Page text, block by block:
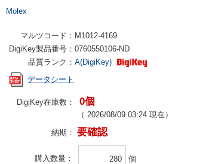
Molex
マルツコード： M1012-4169
DigiKey製品番号： 0760550106-ND
品質ランク： A(DigiKey)
データシート
DigiKey在庫数： 0個
（ 2026/08/09 03:24 現在）
納期： 要確認
購入数量 個